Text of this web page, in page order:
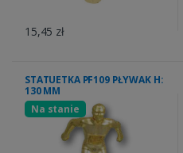
15,45 zł
STATUETKA PF109 PŁYWAK H:
130 MM
Na stanie